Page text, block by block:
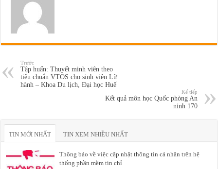
Trước
Tập huấn: Thuyết minh viên theo
tiêu chuẩn VTOS cho sinh viên Lữ
hành – Khoa Du lịch, Đại học Huế
Kế tiếp
Kết quả môn học Quốc phòng An
ninh 170
TIN MỚI NHẤT TIN XEM NHIỀU NHẤT
Thông báo về việc cập nhật thông tin cá nhân trên hệ
thống phần mềm tín chỉ